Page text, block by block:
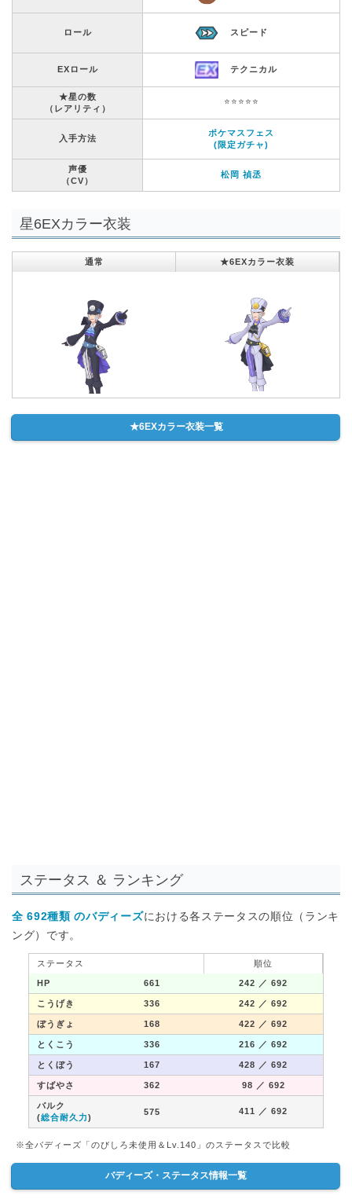
ロール スピード
EXロール テクニカル
★星の数
（レアリティ）
⭐️⭐️⭐️⭐️⭐️
入手方法
ポケマスフェス
(限定ガチャ)
声優
（CV）
松岡 禎丞
星6EXカラー衣装
通常 ★6EXカラー衣装
★6EXカラー衣装一覧
ステータス ＆ ランキング
全 692種類 のバディーズにおける各ステータスの順位（ランキ
ング）です。
ステータス 順位
HP 661 242 ／ 692
こうげき 336 242 ／ 692
ぼうぎょ 168 422 ／ 692
とくこう 336 216 ／ 692
とくぼう 167 428 ／ 692
すばやさ 362 98 ／ 692
バルク
(総合耐久力)
575 411 ／ 692
※全バディーズ「のびしろ未使用＆Lv.140」のステータスで比較
バディーズ・ステータス情報一覧